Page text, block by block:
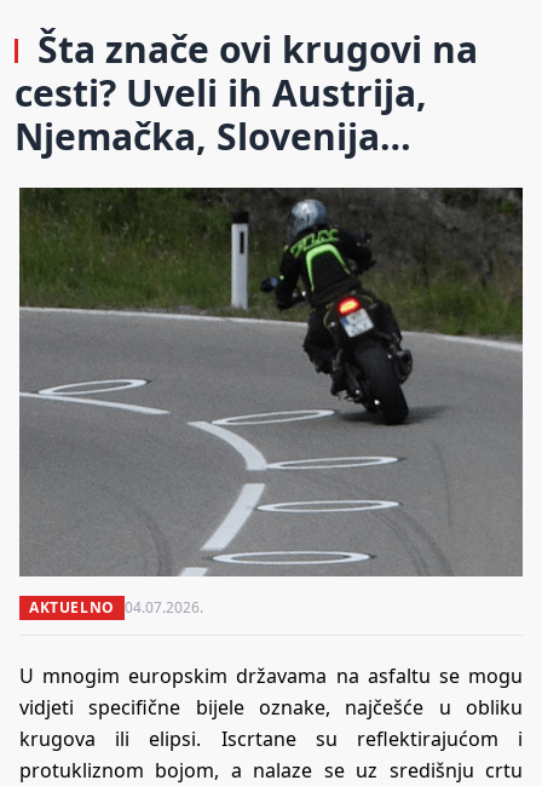
Šta znače ovi krugovi na
cesti? Uveli ih Austrija,
Njemačka, Slovenija…
AKTUELNO 04.07.2026.
U mnogim europskim državama na asfaltu se mogu
vidjeti specifične bijele oznake, najčešće u obliku
krugova ili elipsi. Iscrtane su reflektirajućom i
protukliznom bojom, a nalaze se uz središnju crtu